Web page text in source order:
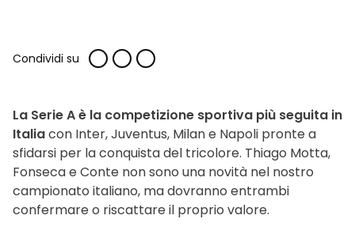
Condividi su
La Serie A è la competizione sportiva più seguita in
Italiacon Inter, Juventus, Milan e Napoli pronte a
sfidarsi per la conquista del tricolore. Thiago Motta,
Fonseca e Conte non sono una novità nel nostro
campionato italiano, ma dovranno entrambi
confermare o riscattare il proprio valore.